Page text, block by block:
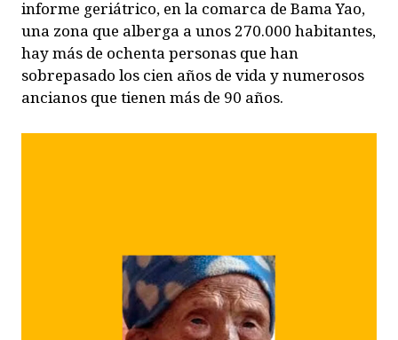
informe geriátrico, en la comarca de Bama Yao,
una zona que alberga a unos 270.000 habitantes,
hay más de ochenta personas que han
sobrepasado los cien años de vida y numerosos
ancianos que tienen más de 90 años.